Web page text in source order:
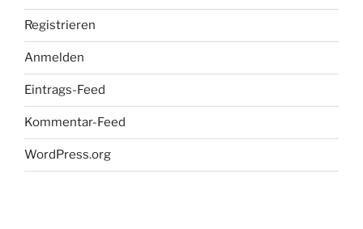
Registrieren
Anmelden
Eintrags-Feed
Kommentar-Feed
WordPress.org